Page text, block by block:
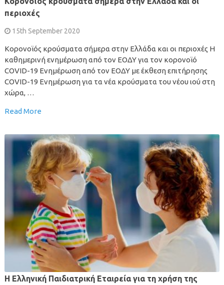
περιοχές
15th September 2020
Κορονοϊός κρούσματα σήμερα στην Ελλάδα και οι περιοχές Η
καθημερινή ενημέρωση από τον ΕΟΔΥ για τον κορονοϊό
COVID-19 Ενημέρωση από τον ΕΟΔΥ με έκθεση επιτήρησης
COVID-19 Ενημέρωση για τα νέα κρούσματα του νέου ιού στη
χώρα, …
Read More
Η Ελληνική Παιδιατρική Εταιρεία για τη χρήση της